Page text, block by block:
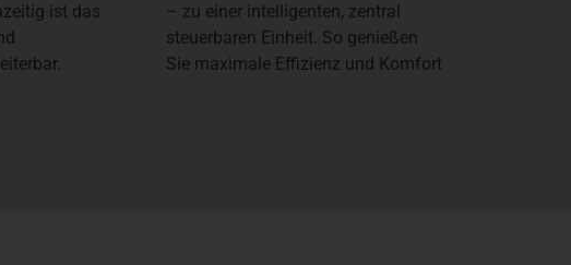
ist das
– zu einer intelligenten, zentral
steuerbaren Einheit. So genießen
Sie maximale Effizienz und Komfort